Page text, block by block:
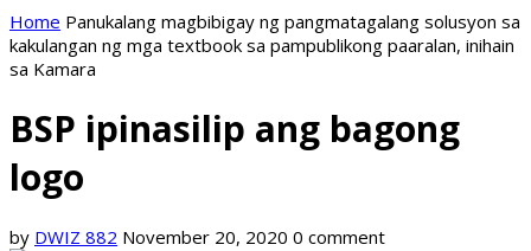
Home Panukalang magbibigay ng pangmatagalang solusyon sa
kakulangan ng mga textbook sa pampublikong paaralan, inihain
sa Kamara
BSP ipinasilip ang bagong
logo
by DWIZ 882 November 20, 2020 0 comment